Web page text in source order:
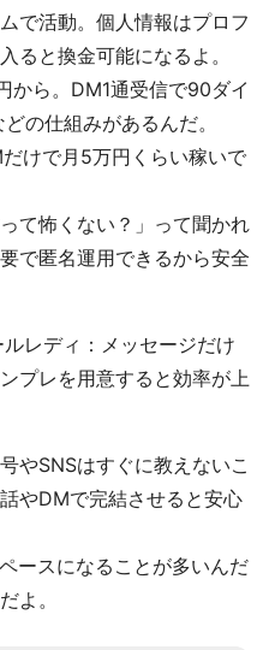
で活動。個人情報はプロフ
ると換金可能になるよ。
から。DM1通受信で90ダイ
の仕組みがあるんだ。
けで月5万円くらい稼いで
て怖くない？」って聞かれ
で匿名運用できるから安全
レディ：メッセージだけ
プレを用意すると効率が上
やSNSはすぐに教えないこ
やDMで完結させると安心
ースになることが多いんだ
よ。